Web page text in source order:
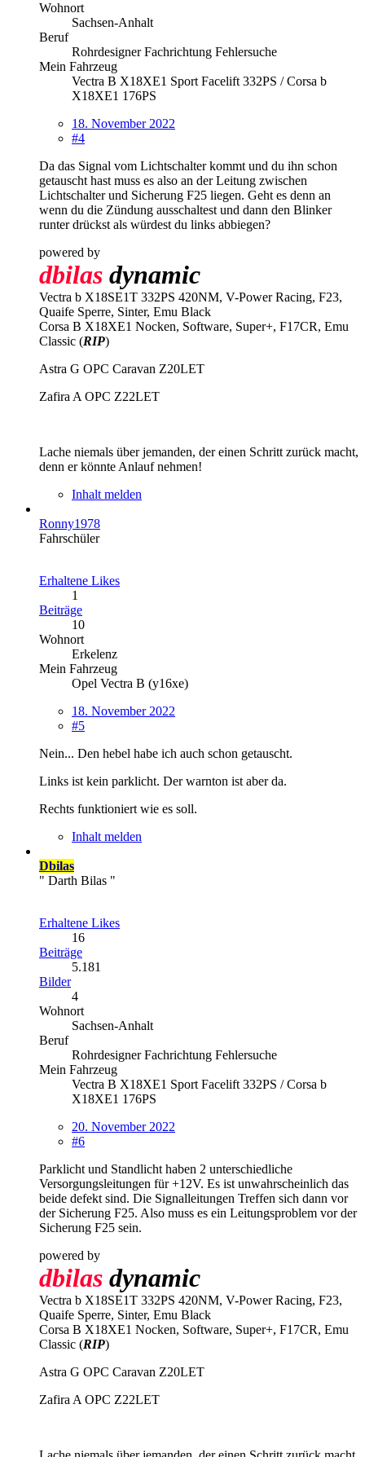
Wohnort
Sachsen-Anhalt
Beruf
Rohrdesigner Fachrichtung Fehlersuche
Mein Fahrzeug
Vectra B X18XE1 Sport Facelift 332PS / Corsa b
X18XE1 176PS
18. November 2022
#4
Da das Signal vom Lichtschalter kommt und du ihn schon
getauscht hast muss es also an der Leitung zwischen
Lichtschalter und Sicherung F25 liegen. Geht es denn an
wenn du die Zündung ausschaltest und dann den Blinker
runter drückst als würdest du links abbiegen?
powered by
dbilas dynamic
Vectra b X18SE1T 332PS 420NM, V-Power Racing, F23,
Quaife Sperre, Sinter, Emu Black
Corsa B X18XE1 Nocken, Software, Super+, F17CR, Emu
Classic (RIP)
Astra G OPC Caravan Z20LET
Zafira A OPC Z22LET
Lache niemals über jemanden, der einen Schritt zurück macht,
denn er könnte Anlauf nehmen!
Inhalt melden
Ronny1978
Fahrschüler
Erhaltene Likes
1
Beiträge
10
Wohnort
Erkelenz
Mein Fahrzeug
Opel Vectra B (y16xe)
18. November 2022
#5
Nein... Den hebel habe ich auch schon getauscht.
Links ist kein parklicht. Der warnton ist aber da.
Rechts funktioniert wie es soll.
Inhalt melden
Dbilas
" Darth Bilas "
Erhaltene Likes
16
Beiträge
5.181
Bilder
4
Wohnort
Sachsen-Anhalt
Beruf
Rohrdesigner Fachrichtung Fehlersuche
Mein Fahrzeug
Vectra B X18XE1 Sport Facelift 332PS / Corsa b
X18XE1 176PS
20. November 2022
#6
Parklicht und Standlicht haben 2 unterschiedliche
Versorgungsleitungen für +12V. Es ist unwahrscheinlich das
beide defekt sind. Die Signalleitungen Treffen sich dann vor
der Sicherung F25. Also muss es ein Leitungsproblem vor der
Sicherung F25 sein.
powered by
dbilas dynamic
Vectra b X18SE1T 332PS 420NM, V-Power Racing, F23,
Quaife Sperre, Sinter, Emu Black
Corsa B X18XE1 Nocken, Software, Super+, F17CR, Emu
Classic (RIP)
Astra G OPC Caravan Z20LET
Zafira A OPC Z22LET